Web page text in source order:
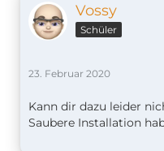
Vossy
Schüler
23. Februar 2020
Kann dir dazu leider
Saubere Installation